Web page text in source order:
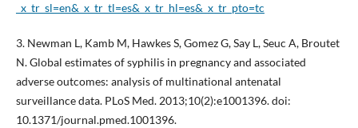
_x_tr_sl=en&_x_tr_tl=es&_x_tr_hl=es&_x_tr_pto=tc
3. Newman L, Kamb M, Hawkes S, Gomez G, Say L, Seuc A, Broutet
N. Global estimates of syphilis in pregnancy and associated
adverse outcomes: analysis of multinational antenatal
surveillance data. PLoS Med. 2013;10(2):e1001396. doi:
10.1371/journal.pmed.1001396.